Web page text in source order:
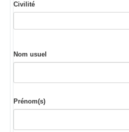
Civilité
Nom usuel
Prénom(s)